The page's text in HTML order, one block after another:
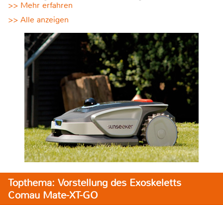
>> Mehr erfahren
>> Alle anzeigen
Topthema: Vorstellung des Exoskeletts
Comau Mate-XT-GO